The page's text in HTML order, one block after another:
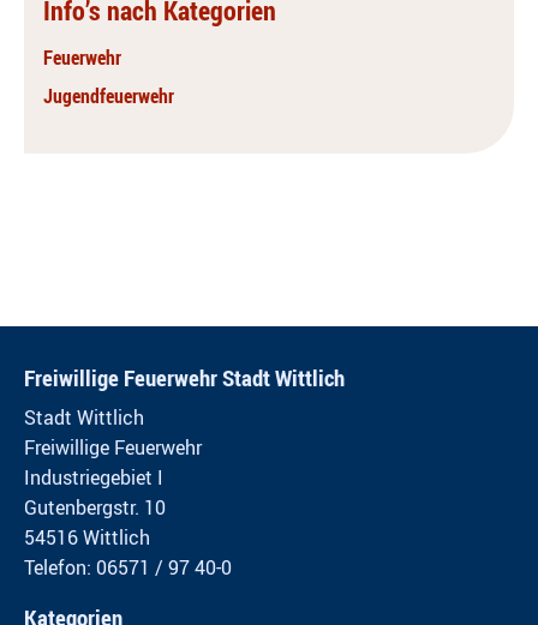
Info’s nach Kategorien
Feuerwehr
Jugendfeuerwehr
Freiwillige Feuerwehr Stadt Wittlich
Stadt Wittlich
Freiwillige Feuerwehr
Industriegebiet I
Gutenbergstr. 10
54516 Wittlich
Telefon: 06571 / 97 40-0
Kategorien